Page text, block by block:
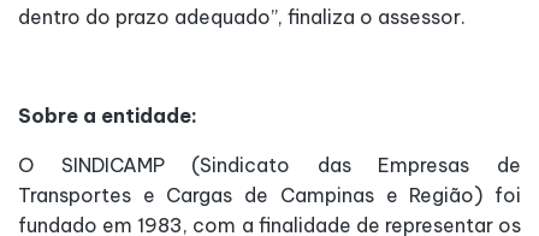
dentro do prazo adequado”, finaliza o assessor.
Sobre a entidade:
O SINDICAMP (Sindicato das Empresas de
Transportes e Cargas de Campinas e Região) foi
fundado em 1983, com a finalidade de representar os